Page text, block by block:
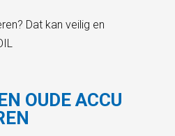
Dat kan veilig en
OUDE ACCU